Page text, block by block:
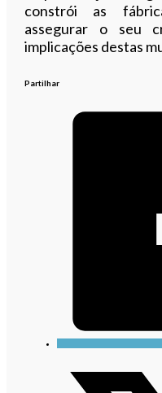
constrói as
assegurar o seu
implicações destas
Partilhar